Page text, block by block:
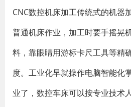
CNC数控机床加工传统式的机器
普通机床作业，加工时要手摇晃
料，靠眼睛用游标卡尺工具等精
度。工业化早就操作电脑智能化
业了，数控车床可以按专业技术